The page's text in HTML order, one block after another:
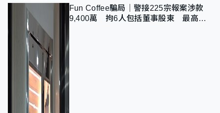
Fun Coffee騙局｜警接225宗報案涉款
9,400萬 拘6人包括董事股東 最高金